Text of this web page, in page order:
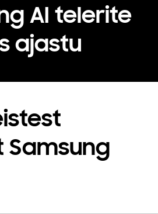
AI telerite
ajastu